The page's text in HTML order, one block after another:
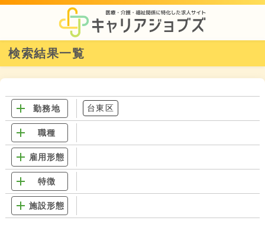
検索結果一覧
勤務地 台東区
職種
雇用形態
特徴
施設形態